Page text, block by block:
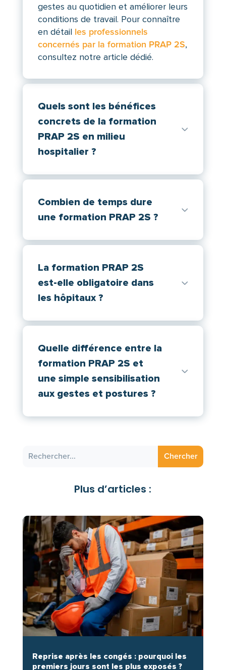
gestes au quotidien et améliorer leurs
conditions de travail. Pour connaître
en détail les professionnels
concernés par la formation PRAP 2S,
consultez notre article dédié.
Quels sont les bénéfices
concrets de la formation
PRAP 2S en milieu
hospitalier ?
Combien de temps dure
une formation PRAP 2S ?
La formation PRAP 2S
est-elle obligatoire dans
les hôpitaux ?
Quelle différence entre la
formation PRAP 2S et
une simple sensibilisation
aux gestes et postures ?
Plus d’articles :
Reprise après les congés : pourquoi les
premiers jours sont les plus exposés ?